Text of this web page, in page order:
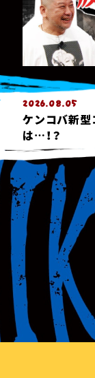
2026.08.05
ケンコバ新型
は…！？